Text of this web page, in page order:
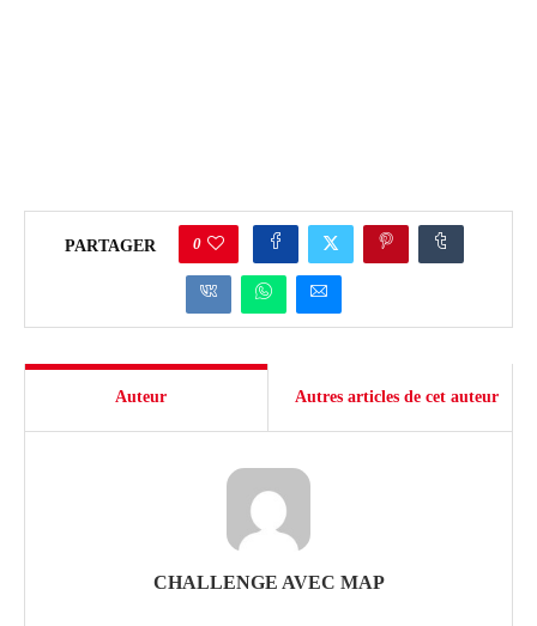
PARTAGER 0
Auteur Autres articles de cet auteur
CHALLENGE AVEC MAP